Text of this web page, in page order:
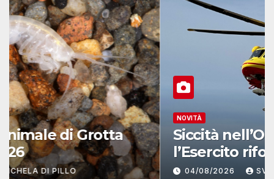
NOVITÀ
Siccità nell’Oberland bernese,
l’Esercito rifornisce d’acqua
due alpeggi
04/08/2026 SVIZZERI CH